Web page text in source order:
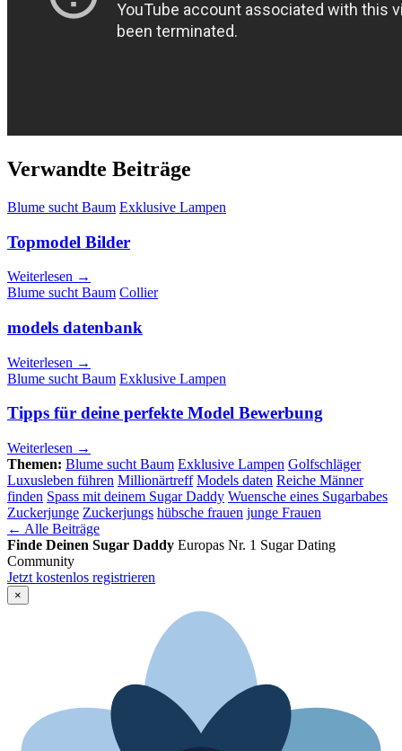
Verwandte Beiträge
Blume sucht Baum Exklusive Lampen
Topmodel Bilder
Weiterlesen →
Blume sucht Baum Collier
models datenbank
Weiterlesen →
Blume sucht Baum Exklusive Lampen
Tipps für deine perfekte Model Bewerbung
Weiterlesen →
Themen: Blume sucht Baum Exklusive Lampen Golfschläger
Luxusleben führen Millionärtreff Models daten Reiche Männer
finden Spass mit deinem Sugar Daddy Wuensche eines Sugarbabes
Zuckerjunge Zuckerjungs hübsche frauen junge Frauen
← Alle Beiträge
Finde Deinen Sugar Daddy Europas Nr. 1 Sugar Dating
Community
Jetzt kostenlos registrieren
×